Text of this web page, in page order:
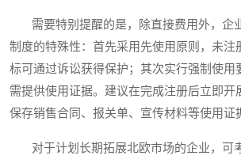
需要特别提醒的是，除直接费用外，企
制度的特殊性：首先采用先使用原则，未注
标可通过诉讼获得保护；其次实行强制使用
需提供使用证据。建议在完成注册后立即开
保存销售合同、报关单、宣传材料等使用证
对于计划长期拓展北欧市场的企业，可考